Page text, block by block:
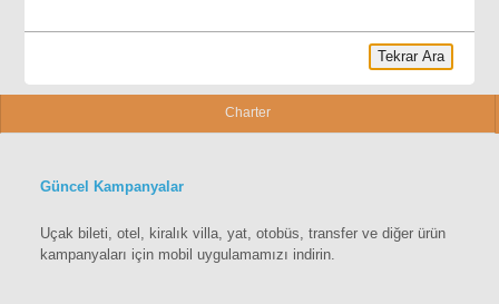
Charter
Güncel Kampanyalar
Uçak bileti, otel, kiralık villa, yat, otobüs, transfer ve diğer ürün
kampanyaları için mobil uygulamamızı indirin.
Tekrar Ara